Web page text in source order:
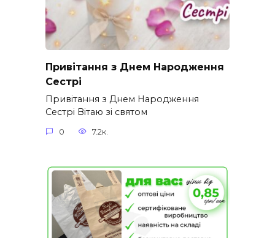
Привітання з Днем Народження
Сестрі
Привітання з Днем Народження
Сестрі Вітаю зі святом
0 7.2к.